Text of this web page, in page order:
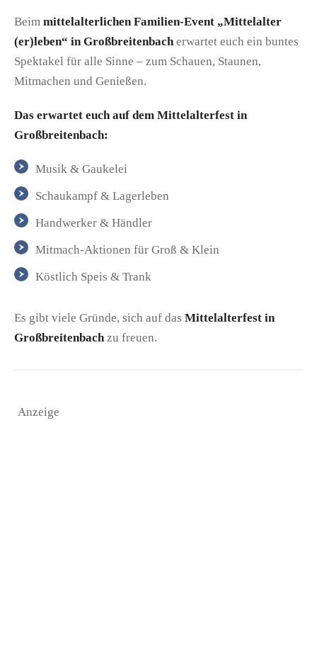
Beim mittelalterlichen Familien-Event „Mittelalter
(er)leben“ in Großbreitenbach erwartet euch ein buntes
Spektakel für alle Sinne – zum Schauen, Staunen,
Mitmachen und Genießen.
Das erwartet euch auf dem Mittelalterfest in
Großbreitenbach:
Musik & Gaukelei
Schaukampf & Lagerleben
Handwerker & Händler
Mitmach-Aktionen für Groß & Klein
Köstlich Speis & Trank
Es gibt viele Gründe, sich auf das Mittelalterfest in
Großbreitenbach zu freuen.
Anzeige